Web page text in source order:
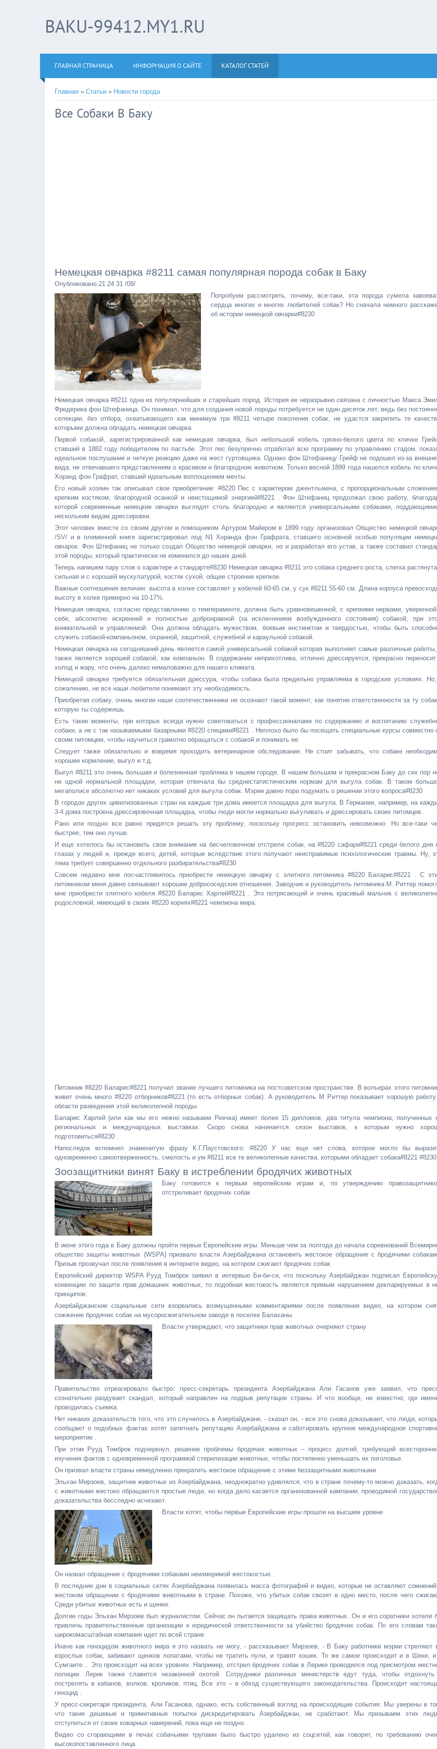
BAKU-99412.MY1.RU
ГЛАВНАЯ СТРАНИЦА ИНФОРМАЦИЯ О САЙТЕ КАТАЛОГ СТАТЕЙ
Главная » Статьи » Новости города
Все Собаки В Баку
Немецкая овчарка #8211 самая популярная порода собак в Баку
Опубликовано:21:24 31 /08/
Попробуем рассмотреть, почему, все-таки, эта порода сумела
сердца многих и многих любителей собак? Но сначала немного
об истории немецкой овчарки#8230
Немецкая овчарка #8211 одна из популярнейших и старейших пород. История ее неразрывно связана с личностью Макса
Фредерика фон Штефаница. Он понимал, что для создания новой породы потребуется не один десяток лет, ведь без
селекции, без отбора, охватывающего как минимум три #8211 четыре поколения собак, не удастся закрепить те
которыми должна обладать немецкая овчарка.
Первой собакой, зарегистрированной как немецкая овчарка, был небольшой кобель грязно-белого цвета по кличке
ставший в 1882 году победителем по пастьбе. Этот пес безупречно отработал всю программу по управлению стадом,
идеальное послушание и четкую реакцию даже на жест гуртовщика. Однако фон Штефаницу Грейф не подошел из-за
вида, не отвечавшего представлениям о красивом и благородном животном. Только весной 1899 года нашелся кобель по
Хоранд фон Графрат, ставший идеальным воплощением мечты.
Его новый хозяин так описывал свое приобретение: #8220 Пес с характером джентльмена, с пропорциональным
крепким костяком, благородной осанкой и неистощимой энергией#8221 . Фон Штефаниц продолжал свою работу,
которой современные немецкие овчарки выглядят столь благородно и являются универсальными собаками,
нескольким видам дрессировки.
Этот человек вместе со своим другом и помощником Артуром Майером в 1899 году организовал Общество немецкой
/SV/ и в племенной книге зарегистрировал под N1 Хоранда фон Графрата, ставшего основной особью популяции
овчарок. Фон Штефаниц не только создал Общество немецкой овчарки, но и разработал его устав, а также составил
этой породы, который практически не изменился до наших дней.
Теперь напишем пару слов о характере и стандарте#8230 Немецкая овчарка #8211 это собака среднего роста, слегка
сильная и с хорошей мускулатурой, костяк сухой, общее строение крепкое.
Важные соотношения величин: высота в холке составляет у кобелей 60-65 см, у сук #8211 55-60 см. Длина корпуса
высоту в холке примерно на 10-17%.
Немецкая овчарка, согласно представлению о темпераменте, должна быть уравновешенной, с крепкими нервами,
себе, абсолютно искренней и полностью добронравной (за исключением возбужденного состояния) собакой, при
внимательной и управляемой. Она должна обладать мужеством, боевым инстинктом и твердостью, чтобы быть
служить собакой-компаньоном, охранной, защитной, служебной и караульной собакой.
Немецкая овчарка на сегодняшний день является самой универсальной собакой которая выполняет самые различные
также является хорошей собакой, как компаньон. В содержании неприхотлива, отлично дрессируется, прекрасно
холод и жару, что очень далеко немаловажно для нашего климата.
Немецкой овчарке требуется обязательная дрессура, чтобы собака была предельно управляема в городских условиях.
сожалению, не все наши любители понимают эту необходимость.
Приобретая собаку, очень многие наши соотечественники не осознают такой момент, как понятие ответственности за ту
которую ты содержишь.
Есть такие моменты, при которых всегда нужно советоваться с профессионалами по содержанию и воспитанию
собаки, а не с так называемыми базарными #8220 спецами#8221 . Неплохо было бы посещать специальные курсы совместно
своим питомцем, чтобы научиться грамотно обращаться с собакой и понимать ее.
Следует также обязательно и вовремя проходить ветеринарное обследование. Не стоит забывать, что собаке
хорошее кормление, выгул и.т.д.
Выгул #8211 это очень большая и болезненная проблема в нашем городе. В нашем большом и прекрасном Баку до сих пор
ни одной нормальной площадки, которая отвечала бы среднестатистическим нормам для выгула собак. В таком
мегаполисе абсолютно нет никаких условий для выгула собак. Мэрии давно пора подумать о решении этого вопроса#8230
В городах других цивилизованных стран на каждые три дома имеется площадка для выгула. В Германии, например, на
3-4 дома построена дрессировочная площадка, чтобы люди могли нормально выгуливать и дрессировать своих питомцев.
Рано или поздно все равно придется решать эту проблему, поскольку прогресс остановить невозможно. Но все-таки
быстрее, тем оно лучше.
И еще хотелось бы остановить свое внимание на бесчеловечном отстреле собак, на #8220 сафари#8221 среди белого дня
глазах у людей и, прежде всего, детей, которые вследствие этого получают неисправимые психологические травмы. Ну,
тема требует совершенно отдельного разбирательства#8230
Совсем недавно мне посчастливилось приобрести немецкую овчарку с элитного питомника #8220 Баларис#8221 . С
питомником меня давно связывают хорошие добрососедские отношения. Заводчик и руководитель питомника М. Риттер
мне приобрести элитного кобеля #8220 Баларис Харлей#8221 . Это потрясающий и очень красивый мальчик с
родословной, имеющий в своих #8220 корнях#8221 чемпиона мира.
Питомник #8220 Баларис#8221 получил звание лучшего питомника на постсоветском пространстве. В вольерах этого
живет очень много #8220 отборников#8221 (то есть отборных собак). А руководитель М Риттер показывает хорошую
области разведения этой великолепной породы.
Баларис Харлей (или как мы его нежно называем Реечка) имеет более 15 дипломов, два титула чемпиона, полученных
региональных и международных выставках. Скоро снова начинается сезон выставок, к которым нужно
подготовиться#8230
Напоследок вспомнил знаменитую фразу К.Г.Паустовского: #8220 У нас еще нет слова, которое могло бы
одновременно самоотверженность, смелость и ум #8211 все те великолепные качества, которыми обладает собака#8221 #8230
Зоозащитники винят Баку в истреблении бродячих животных
Баку готовится к первым европейским играм и, по утверждению
отстреливает бродячих собак
В июне этого года в Баку должны пройти первые Европейские игры. Меньше чем за полгода до начала соревнований
общество защиты животных (WSPA) призвало власти Азербайджана остановить жестокое обращение с бродячими
Призыв прозвучал после появления в интернете видео, на котором сжигают бродячих собак.
Европейский директор WSPA Рууд Томброк заявил в интервью Би-би-си, что поскольку Азербайджан подписал
конвенцию по защите прав домашних животных, то подобная жестокость является прямым нарушением декларируемых в
принципов.
Азербайджанские социальные сети взорвались возмущенными комментариями после появления видео, на котором
сожжение бродячих собак на мусоросжигательном заводе в поселке Балаханы.
Власти утверждают, что защитники прав животных очерняют страну
Правительство отреагировало быстро: пресс-секретарь президента Азербайджана Али Гасанов уже заявил, что
сознательно раздувает скандал, который направлен на подрыв репутации страны. И что вообще, не известно, где
проводилась съемка.
Нет никаких доказательств того, что это случилось в Азербайджане, - сказал он, - все это снова доказывает, что люди,
сообщают о подобных фактах хотят запятнать репутацию Азербайджана и саботировать крупное международное
мероприятие .
При этом Рууд Томброк подчеркнул, решение проблемы бродячих животных – процесс долгий, требующий
изучения фактов с одновременной программой стерилизации животных, чтобы постепенно уменьшать их поголовье.
Он призвал власти страны немедленно прекратить жестокое обращение с этими беззащитными животными .
Эльхан Мирзоев, защитник животных из Азербайджана, неоднократно удивлялся, что в стране почему-то можно доказать,
с животными жестоко обращаются простые люди, но когда дело касается организованной кампании, проводимой
доказательства бесследно исчезают.
Власти хотят, чтобы первые Европейские игры прошли на высшем уровне
Он назвал обращение с бродячими собаками неизмеримой жестокостью .
В последние дни в социальных сетях Азербайджана появилась масса фотографий и видео, которые не оставляют
жестоком обращении с бродячими животными в стране. Похоже, что убитых собак свозят в одно место, после чего
Среди убитых животных есть и щенки.
Долгие годы Эльхан Мирзоев был журналистом. Сейчас он пытается защищать права животных. Он и его соратники хотели
привлечь правительственные организации к юридической ответственности за убийство бродячих собак. По его словам
широкомасштабная компания идет по всей стране.
Иначе как геноцидом животного мира я это назвать не могу, - рассказывает Мирзоев, - В Баку работники мэрии стреляют
взрослых собак, забивают щенков лопатами, чтобы не тратить пули, и травят кошек. То же самое происходит и в Шеки,
Сумгаите… Это происходит на всех уровнях. Например, отстрел бродячих собак в Лерике проводился под присмотром
полиции. Лерик также славится незаконной охотой. Сотрудники различных министерств едут туда, чтобы
пострелять в кабанов, волков, кроликов, птиц. Все это – в обход существующего законодательства. Происходит
геноцид .
У пресс-секретаря президента, Али Гасанова, однако, есть собственный взгляд на происходящие события: Мы уверены в
что такие дешевые и примитивные попытки дискредитировать Азербайджан, не сработают. Мы призываем этих
отступиться от своих коварных намерений, пока еще не поздно .
Видео со сгорающими в печах собачьими трупами было быстро удалено из соцсетей, как говорят, по требованию
высокопоставленного лица.